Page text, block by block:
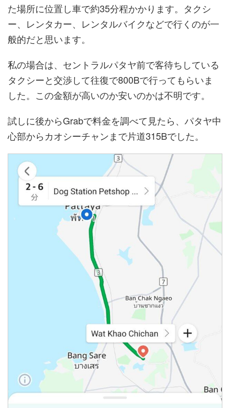
た場所に位置し車で約35分程かかります。タクシ
ー、レンタカー、レンタルバイクなどで行くのが一
般的だと思います。
私の場合は、セントラルパタヤ前で客待ちしている
タクシーと交渉して往復で800Bで行ってもらいま
した。この金額が高いのか安いのかは不明です。
試しに後からGrabで料金を調べて見たら、パタヤ中
心部からカオシーチャンまで片道315Bでした。